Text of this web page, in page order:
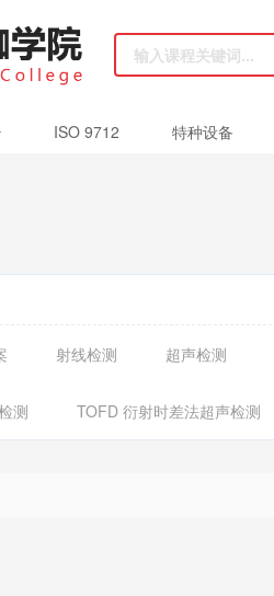
ISO 9712 特种设备
射线检测 超声检测
测 TOFD 衍射时差法超声检测